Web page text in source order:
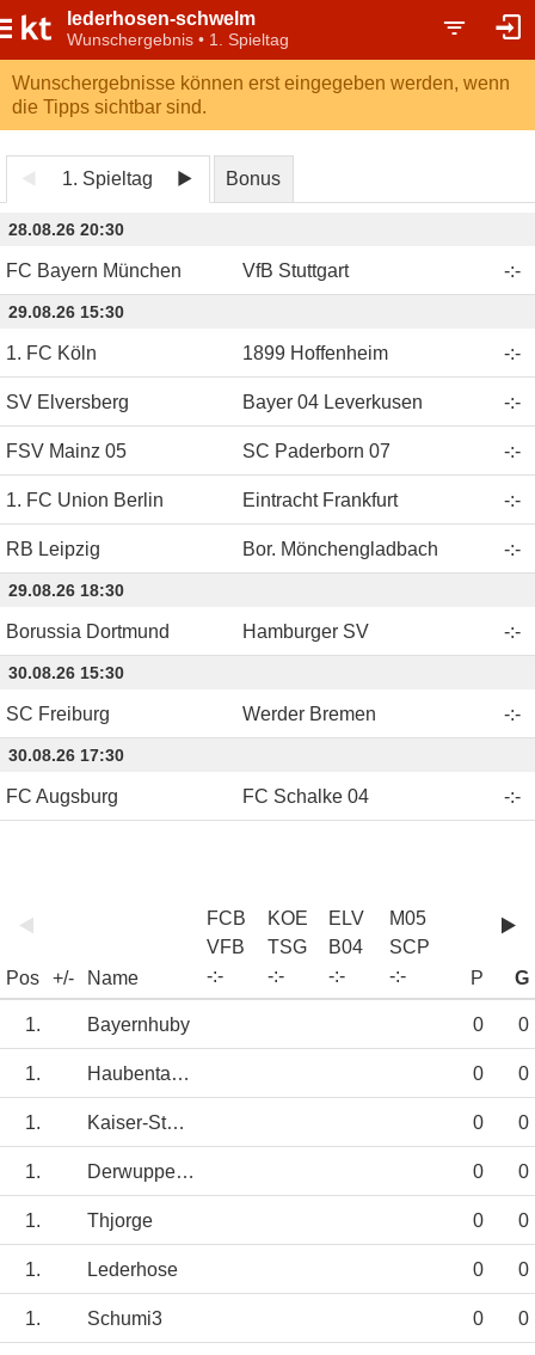
lederhosen-schwelm
Wunschergebnis • 1. Spieltag
Wunschergebnisse können erst eingegeben werden, wenn
die Tipps sichtbar sind.
1. Spieltag Bonus
28.08.26 20:30
FC Bayern München VfB Stuttgart -:-
29.08.26 15:30
1. FC Köln 1899 Hoffenheim -:-
SV Elversberg Bayer 04 Leverkusen -:-
FSV Mainz 05 SC Paderborn 07 -:-
1. FC Union Berlin Eintracht Frankfurt -:-
RB Leipzig Bor. Mönchengladbach -:-
29.08.26 18:30
Borussia Dortmund Hamburger SV -:-
30.08.26 15:30
SC Freiburg Werder Bremen -:-
30.08.26 17:30
FC Augsburg FC Schalke 04 -:-
Pos +/- Name
FCB
VFB
-:-
KOE
TSG
-:-
ELV
B04
-:-
M05
SCP
-:- P G
1. Bayernhuby 0 0
1. Haubentaucher 0 0
1. Kaiser-Stefan 0 0
1. Derwupperbazi 0 0
1. Thjorge 0 0
1. Lederhose 0 0
1. Schumi3 0 0